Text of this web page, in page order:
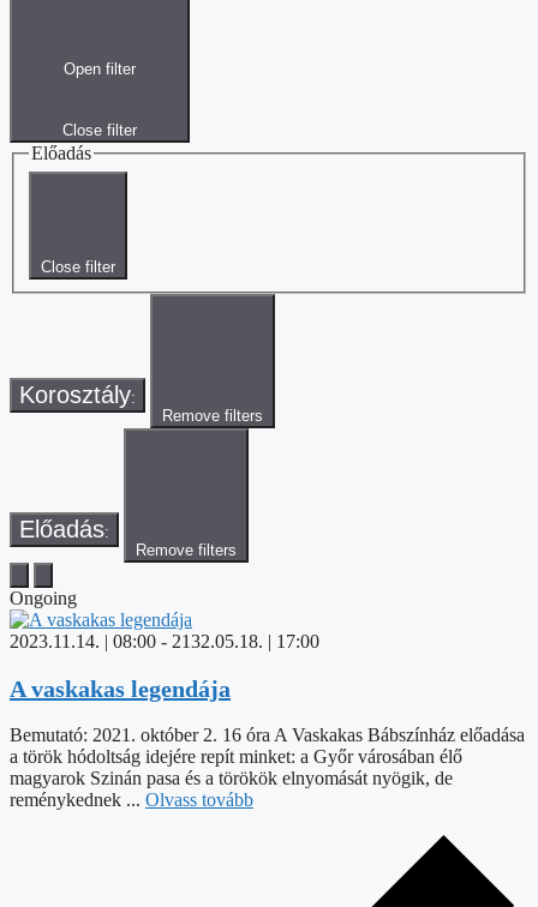
Open filter
Close filter
Előadás
Close filter
Korosztály:
Remove filters
Előadás:
Remove filters
Ongoing
2023.11.14. | 08:00 - 2132.05.18. | 17:00
A vaskakas legendája
Bemutató: 2021. október 2. 16 óra A Vaskakas Bábszínház előadása
a török hódoltság idejére repít minket: a Győr városában élő
magyarok Szinán pasa és a törökök elnyomását nyögik, de
reménykednek ... Olvass tovább